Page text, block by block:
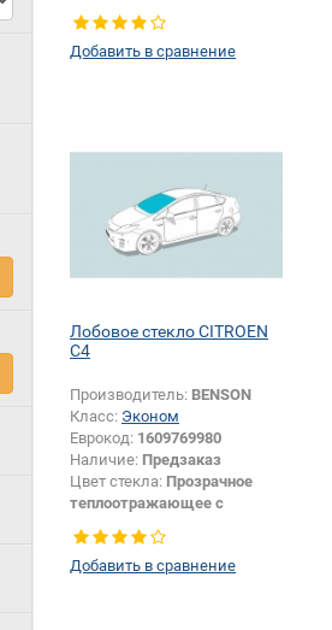
шумоизоляцией
Тип кузова:Внедорожник
Специальные модификации
Добавить в сравнение
Лобовое стекло CITROEN
C4
Производитель: BENSON
Класс: Эконом
Еврокод: 1609769980
Наличие: Предзаказ
Цвет стекла: Прозрачное
теплоотражающее с
шумоизоляцией
Тип кузова:Хетчбек
Изменение крепления
Добавить в сравнение